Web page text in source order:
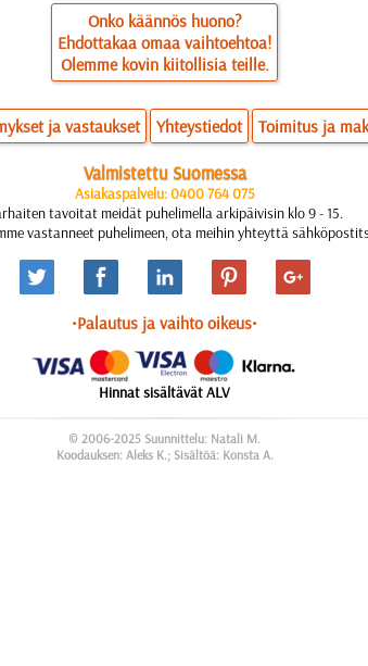
Onko käännös huono?
Ehdottakaa omaa vaihtoehtoa!
Olemme kovin kiitollisia teille.
ja vastaukset Yhteystiedot Toimitus ja
Valmistettu Suomessa
Asiakaspalvelu: 0400 764 075
tavoitat meidät puhelimella arkipäivisin klo 9 - 15.
vastanneet puhelimeen, ota meihin yhteyttä
•Palautus ja vaihto oikeus•
Hinnat sisältävät ALV
© 2006-2025 Suunnittelu: Natali M.
Koodauksen: Aleks K.; Sisältöä: Konsta A.